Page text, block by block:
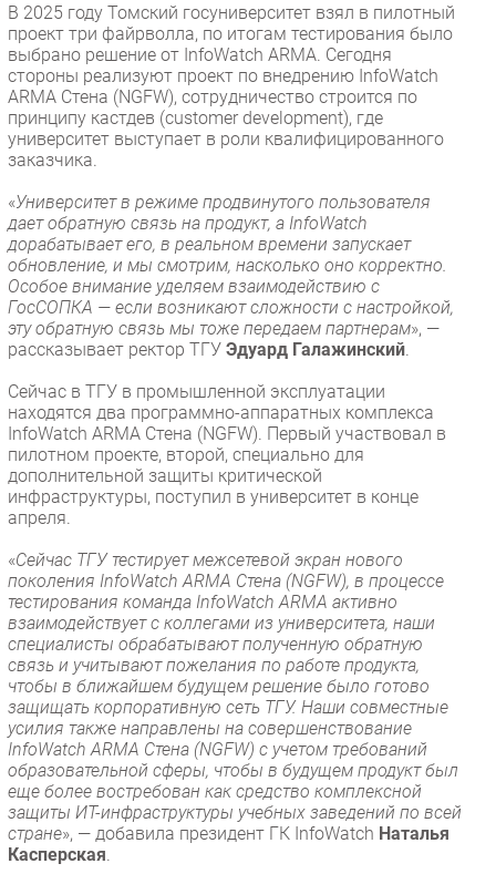
Интервью
Мероприятия
Проекты
IT класс
Тестовый стенд
Каталог компаний
В 2025 году Томский госуниверситет взял в пилотный
проект три файрволла, по итогам тестирования было
выбрано решение от InfoWatch ARMA. Сегодня
стороны реализуют проект по внедрению InfoWatch
ARMA Стена (NGFW), сотрудничество строится по
принципу кастдев (customer development), где
университет выступает в роли квалифицированного
заказчика.
«Университет в режиме продвинутого пользователя
дает обратную связь на продукт, а InfoWatch
дорабатывает его, в реальном времени запускает
обновление, и мы смотрим, насколько оно корректно.
Особое внимание уделяем взаимодействию с
ГосСОПКА — если возникают сложности с настройкой,
эту обратную связь мы тоже передаем партнерам», —
рассказывает ректор ТГУ Эдуард Галажинский
Сейчас в ТГУ в промышленной эксплуатации
находятся два программно-аппаратных комплекса
InfoWatch ARMA Стена (NGFW). Первый участвовал в
пилотном проекте, второй, специально для
дополнительной защиты критической
инфраструктуры, поступил в университет в конце
апреля.
«Сейчас ТГУ тестирует межсетевой экран нового
поколения InfoWatch ARMA Стена (NGFW), в процессе
тестирования команда InfoWatch ARMA активно
взаимодействует с коллегами из университета, наши
специалисты обрабатывают полученную обратную
связь и учитывают пожелания по работе продукта,
чтобы в ближайшем будущем решение было готово
защищать корпоративную сеть ТГУ. Наши совместные
усилия также направлены на совершенствование
InfoWatch ARMA Стена (NGFW) с учетом требований
образовательной сферы, чтобы в будущем продукт был
еще более востребован как средство комплексной
защиты ИТ-инфраструктуры учебных заведений по всей
стране», — добавила президент ГК InfoWatch Наталья
Касперская